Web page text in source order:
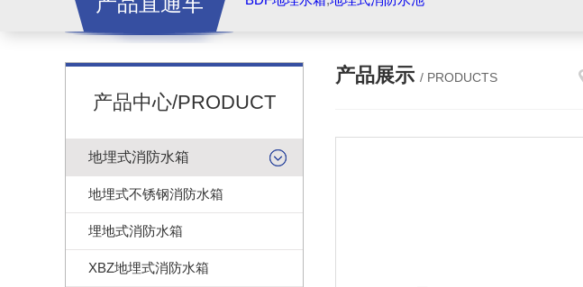
产品中心/PRODUCT
地埋式消防水箱
地埋式不锈钢消防水箱
埋地式消防水箱
XBZ地埋式消防水箱
产品展示 / PRODUCTS